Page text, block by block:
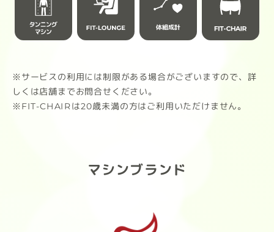
芳醇なカカオと香ばしいナッツの贅沢
ストロベリー
摘みたてのようなみずみずしい果実感
甘すぎず後味スッキリ。心を整える落
1袋900g / タンパク質21g（1食分）
※サービスの利用には制限がある場合がございますので、詳
しくは店舗までお問合せください。
※FIT-CHAIRは20歳未満の方はご利用いただけません。
マシンブランド